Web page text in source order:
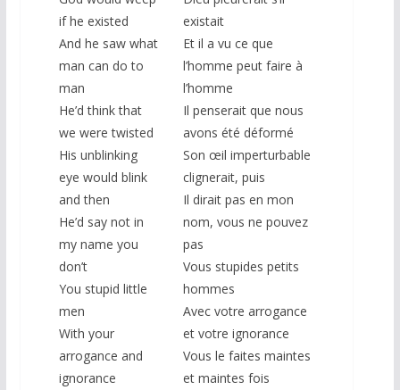
if he existed
And he saw what
man can do to
man
He’d think that
we were twisted
His unblinking
eye would blink
and then
He’d say not in
my name you
don’t
You stupid little
men
With your
arrogance and
ignorance
existait
Et il a vu ce que
l’homme peut faire à
l’homme
Il penserait que nous
avons été déformé
Son œil imperturbable
clignerait, puis
Il dirait pas en mon
nom, vous ne pouvez
pas
Vous stupides petits
hommes
Avec votre arrogance
et votre ignorance
Vous le faites maintes
et maintes fois